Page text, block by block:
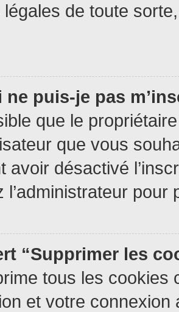
de toute
ne puis-je pas
que le
que vous
avoir désactivé
l’administrateur
“Supprimer les
tous les cookies
et votre